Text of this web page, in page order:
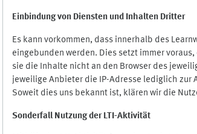
Einbindung von Diensten und Inhalten Dritter
Es kann vorkommen, dass innerhalb des
eingebunden werden. Dies setzt immer
sie die Inhalte nicht an den Browser des
jeweilige Anbieter die IP-Adresse lediglich zur
Soweit dies uns bekannt ist, klären wir die
Sonderfall Nutzung der LTI-Aktivität